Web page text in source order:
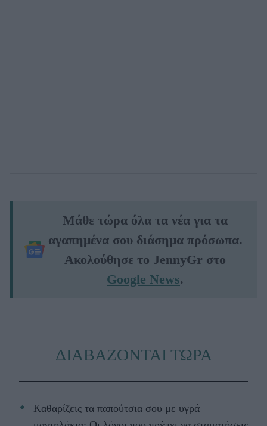
Μάθε τώρα όλα τα νέα για τα
αγαπημένα σου διάσημα πρόσωπα.
Ακολούθησε το JennyGr στο
Google News.
ΔΙΑΒΑΖΟΝΤΑΙ ΤΩΡΑ
Kαθαρίζεις τα παπούτσια σου με υγρά